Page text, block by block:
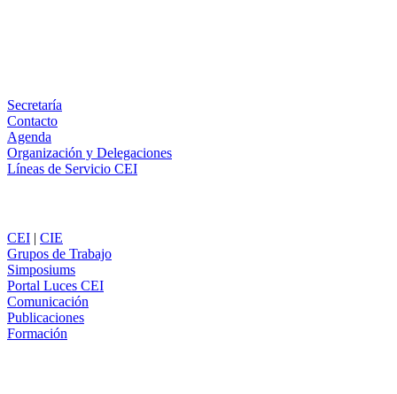
Secretaría
Contacto
Agenda
Organización y Delegaciones
Líneas de Servicio CEI
CEI | CIE
Grupos de Trabajo
Simposiums
Portal Luces CEI
Comunicación
Publicaciones
Formación